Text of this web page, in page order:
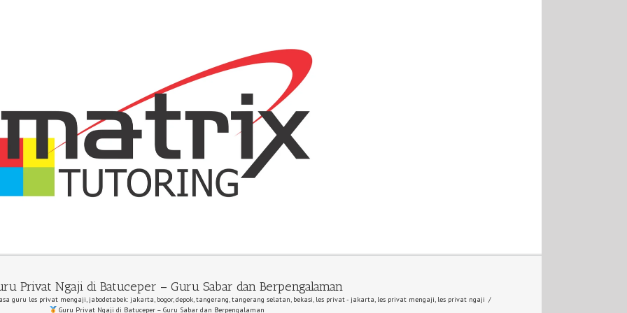
Privat Ngaji di Batuceper – Guru Sabar dan Berpengalaman
guru les privat mengaji, jabodetabek: jakarta, bogor, depok, tangerang, tangerang selatan, bekasi, les privat - jakarta, les privat mengaji, les privat ngaji /
Guru Privat Ngaji di Batuceper – Guru Sabar dan Berpengalaman